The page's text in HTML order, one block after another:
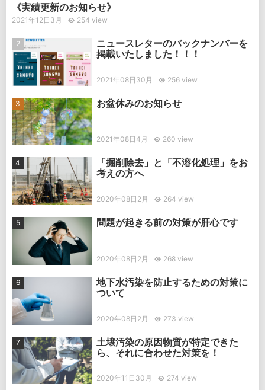
《実績更新のお知らせ》
2021年12日3月 254 view
ニュースレターのバックナンバーを
掲載いたしました！！！
2021年08日30月 256 view
お盆休みのお知らせ
2021年08日4月 260 view
「掘削除去」と「不溶化処理」をお
考えの方へ
2020年08日2月 264 view
問題が起きる前の対策が肝心です
2020年08日2月 268 view
地下水汚染を防止するための対策に
ついて
2020年08日2月 273 view
土壌汚染の原因物質が特定できた
ら、それに合わせた対策を！
2020年11日30月 274 view